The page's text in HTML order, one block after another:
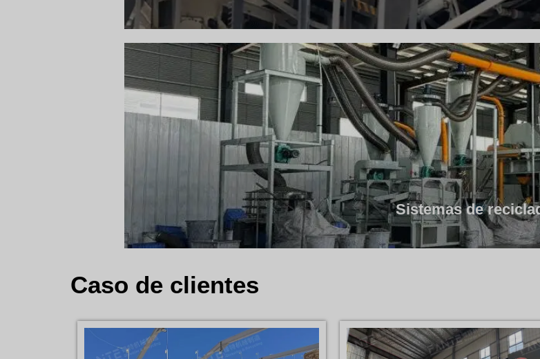
Sistemas de
Caso de clientes